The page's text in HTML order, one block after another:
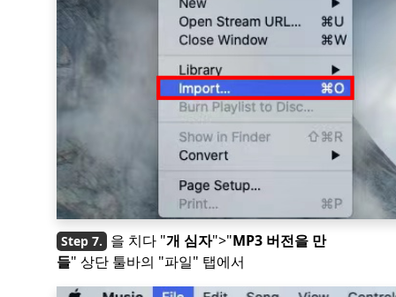
을 치다 "개 심자">"MP3 버전을 만
들" 상단 툴바의 "파일" 탭에서